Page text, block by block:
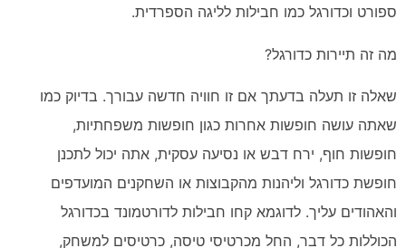
ספורט וכדורגל כמו חבילות לליגה הספרדית.
מה זה תיירות כדורגל?
שאלה זו תעלה בדעתך אם זו חוויה חדשה עבורך. בדיוק כמו
שאתה עושה חופשות אחרות כגון חופשות משפחתיות,
חופשות חוף, ירח דבש או נסיעה עסקית, אתה יכול לתכנן
חופשת כדורגל וליהנות מהקבוצות או השחקנים המועדפים
והאהודים עליך. לדוגמא קחו חבילות לדורטמונד בכדורגל
הכוללות כל דבר, החל מכרטיסי טיסה, כרטיסים למשחק,